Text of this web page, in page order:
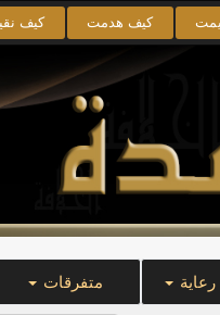
كيف هدمت كيف
متفرقات